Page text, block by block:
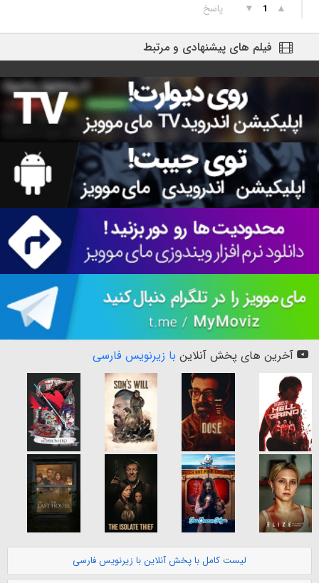
▲
1
▼ پاسخ
فیلم های پیشنهادی و مرتبط
آخرین های پخش آنلاین با زیرنویس فارسی
لیست کامل با پخش آنلاین با زیرنویس فارسی